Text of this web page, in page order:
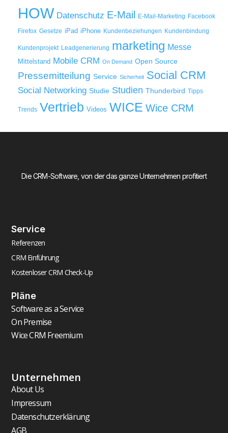
HOW Datenschutz E-Mail E-Mail-Marketing Facebook
Firefox Gesetze iPad iPhone Kundenbeziehungen Kundenbindung
Kundenprojekt Leadgenerierung marketing Messe
Mittelstand Mobile CRM On Demand Open Source
Pressemitteilung Service Sicherheit Social CRM
Social Networking Studie Studien Thunderbird Tipps
Trends Vertrieb Videos WICE Wice CRM
Die CRM-Software, von der das ganze Unternehmen profitiert
Service
Referenzen
CRM Einführung
Kostenloser CRM Check-Up
Pläne
Software as a Service
On Premise
Wice CRM Freemium
Unternehmen
About Us
Impressum
Datenschutzerklärung
AGB